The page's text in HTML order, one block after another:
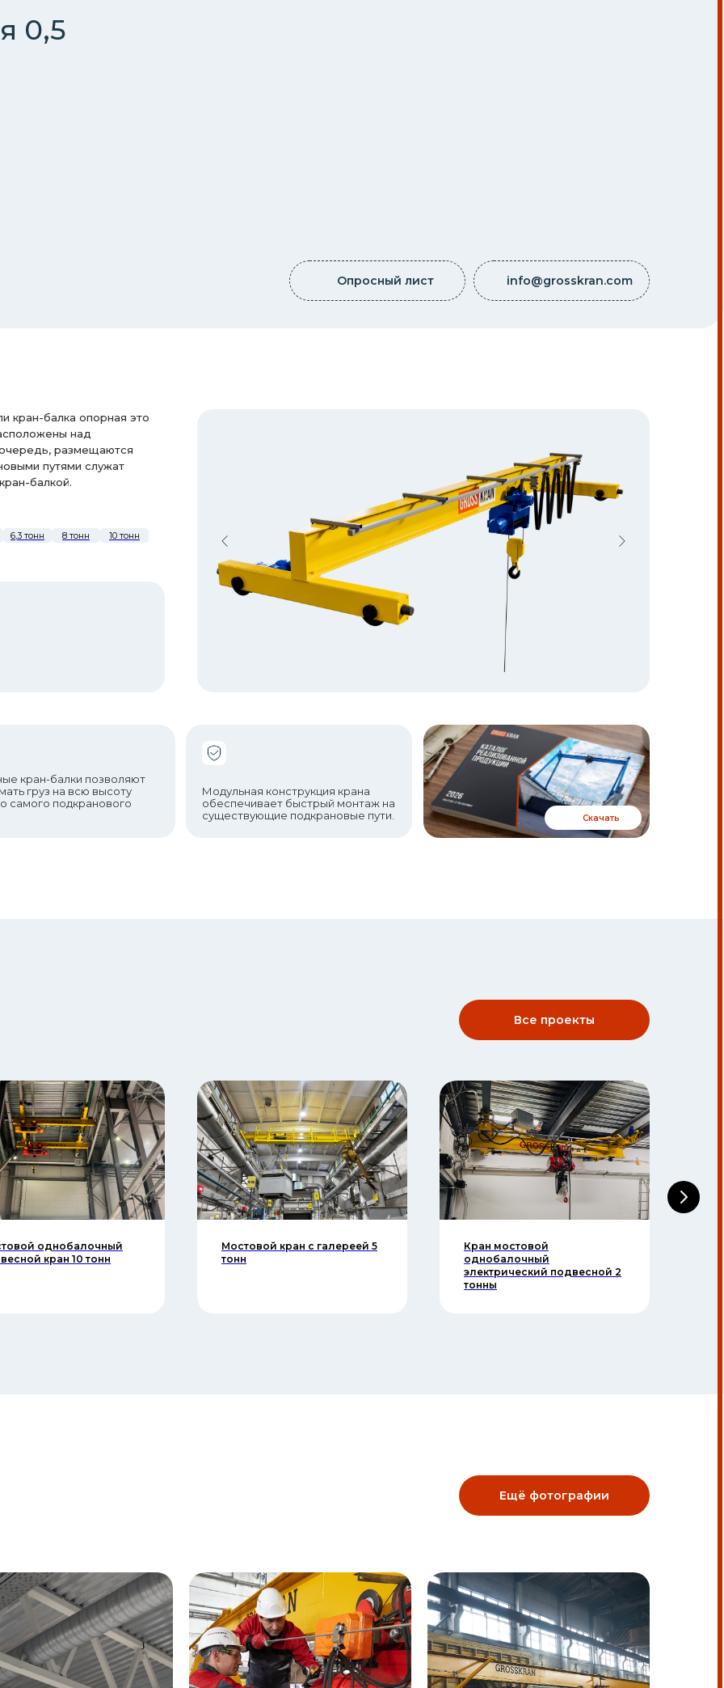
0,5
Опросный лист info@grosskran.com
кран-балка опорная это
над
размещаются
путями служат
балкой.
6,3 тонн 8 тонн
10 тонн
Модульная конструкция крана
обеспечивает быстрый монтаж на
существующие подкрановые пути.
кран-балки позволяют
груз на всю высоту
самого подкранового
Скачать
Все проекты
однобалочный
кран 10 тонн
Мостовой кран с галереей 5
тонн
Кран мостовой
однобалочный
электрический подвесной 2
тонны
Ещё фотографии